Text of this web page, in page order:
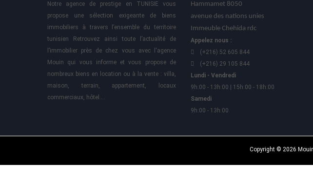
Notre agence de prestige en TUNISIE vous
propose une sélection exigeante de biens
immobiliers à travers l’ensemble du territoire
tunisien Retrouvez ainsi toute l’actualité de
l’immobilier près de chez vous avec l'agence
Mouin qui vous informe et vous propose de
nombreux biens en location ou à la vente : villa,
maison, terrain, appartement, locaux
commerciaux, hôtel….
Hammamet 8050
avenue des nations unies
Immeuble Chehida rdc
Appelez nous :
(+216) 52 605 844
(+216) 29 105 844
Lundi - Vendredi
9h:00 - 13h:00 | 15h:00 - 18h:00
Samedi
9h:00 - 13h:00
Copyright © 2026